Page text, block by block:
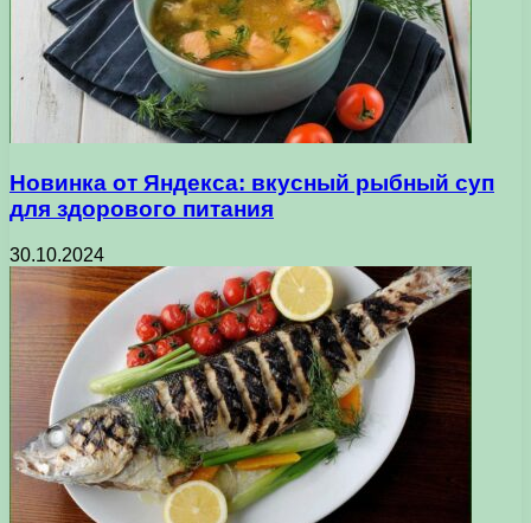
Новинка от Яндекса: вкусный рыбный суп
для здорового питания
30.10.2024